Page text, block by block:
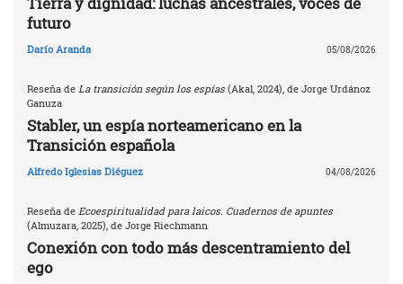
futuro
Darío Aranda 05/08/2026
Reseña de La transición según los espías (Akal, 2024), de Jorge Urdánoz
Ganuza
Stabler, un espía norteamericano en la
Transición española
Alfredo Iglesias Diéguez 04/08/2026
Reseña de Ecoespiritualidad para laicos. Cuadernos de apuntes
(Almuzara, 2025), de Jorge Riechmann
Conexión con todo más descentramiento del
ego